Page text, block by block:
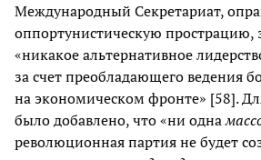
Международный Секретариат,
оппортунистическую прострацию,
«никакое альтернативное
за счет преобладающего ведения
на экономическом фронте» [58].
было добавлено, что «ни одна
революционная партия не будет